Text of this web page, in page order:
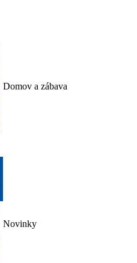
Domov a zábava
Novinky